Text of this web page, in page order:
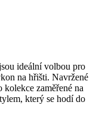
ideální volbou pro
na hřišti. Navržené
zaměřené na
který se hodí do